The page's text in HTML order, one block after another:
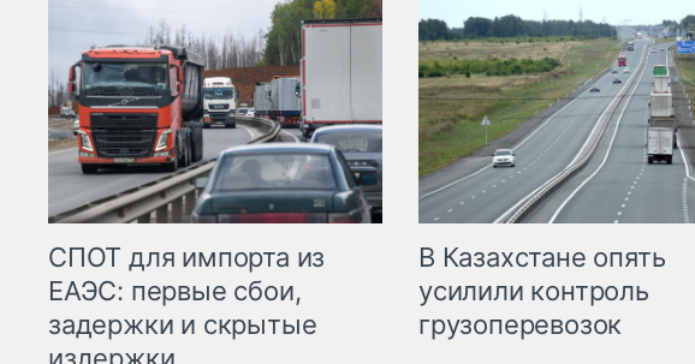
СПОТ для импорта из
ЕАЭС: первые сбои,
задержки и скрытые
издержки
В Казахстане опять
усилили контроль
грузоперевозок